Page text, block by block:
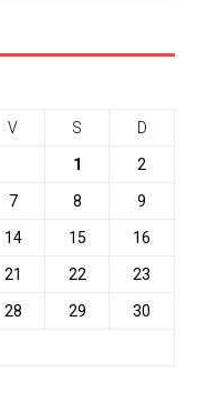
V S D
1 2
7 8 9
14 15 16
21 22 23
28 29 30